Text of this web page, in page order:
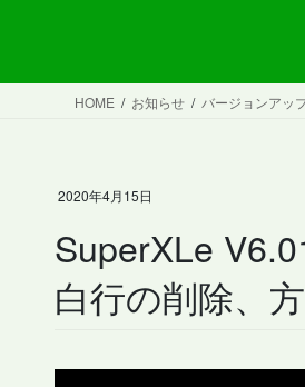
HOME お知らせ バージョンアッ
2020年4月15日
SuperXLe
白行の削除、